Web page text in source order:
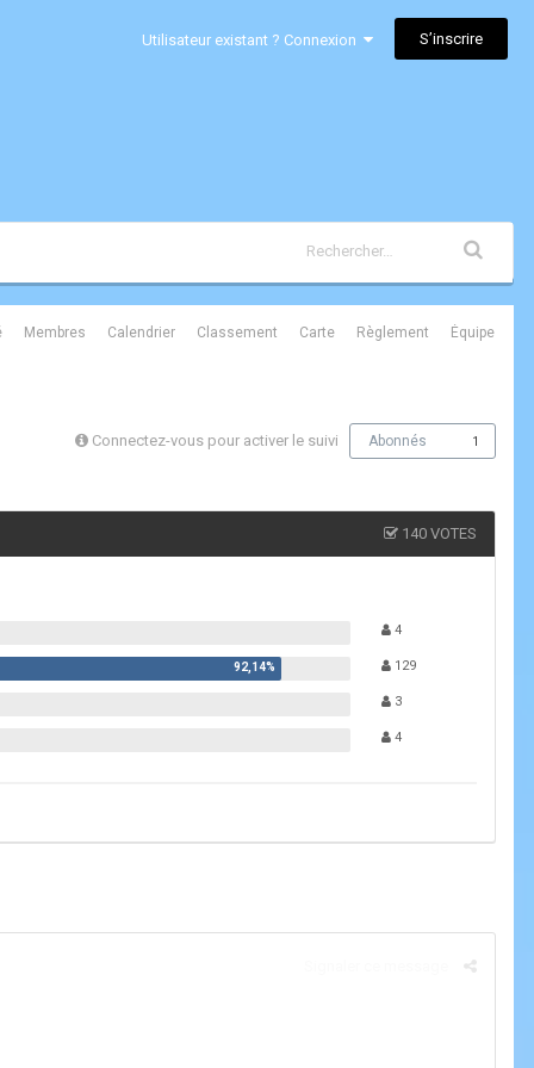
Utilisateur existant ? Connexion S’inscrire
Membres Calendrier Classement Carte Règlement Équipe
Connectez-vous pour activer le suivi Abonnés 1
140 VOTES
4
129
3
4